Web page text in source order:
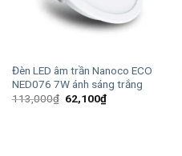
Đèn LED âm trần Nanoco ECO
NED076 7W ánh sáng trắng
113,000₫ Giá
gốc
62,100₫Giá
hiện